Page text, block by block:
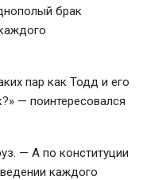
брак
пар как Тодд и его
— поинтересовался
— А по конституции
каждого